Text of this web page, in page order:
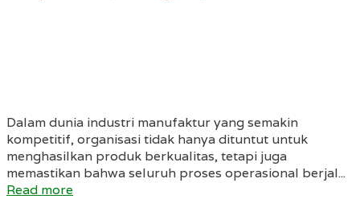
Dalam dunia industri manufaktur yang semakin
kompetitif, organisasi tidak hanya dituntut untuk
menghasilkan produk berkualitas, tetapi juga
memastikan bahwa seluruh proses operasional berjal...
Read more